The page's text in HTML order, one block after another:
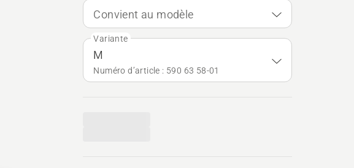
Convient au modèle
Variante
M
Numéro d’article : 590 63 58‑01